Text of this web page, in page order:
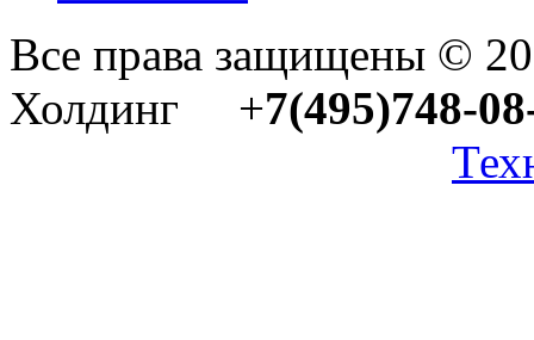
Все права защищены ©
Холдинг +7(495)748-